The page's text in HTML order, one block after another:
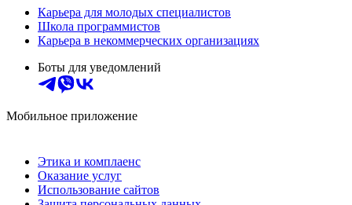
Карьера для молодых специалистов
Школа программистов
Карьера в некоммерческих организациях
Боты для уведомлений
Мобильное приложение
Этика и комплаенс
Оказание услуг
Использование сайтов